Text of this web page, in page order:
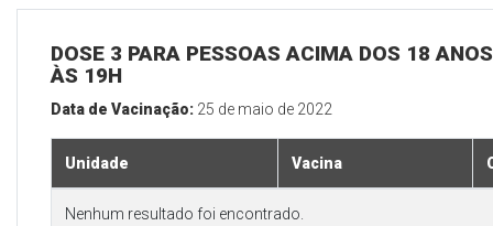
DOSE 3 PARA PESSOAS ACIMA DOS 18
ÀS 19H
Data de Vacinação: 25 de maio de 2022
Unidade Vacina
Nenhum resultado foi encontrado.